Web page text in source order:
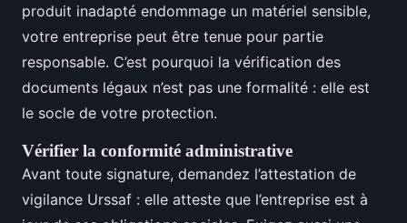
produit inadapté endommage un matériel sensible,
votre entreprise peut être tenue pour partie
responsable. C’est pourquoi la vérification des
documents légaux n’est pas une formalité : elle est
le socle de votre protection.
Vérifier la conformité administrative
Avant toute signature, demandez l’attestation de
vigilance Urssaf : elle atteste que l’entreprise est à